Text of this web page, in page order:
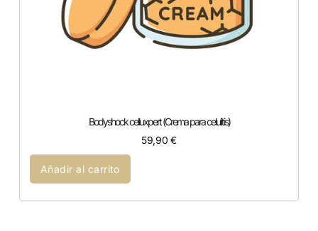
Bodyshock celluxpert (Crema para celulitis)
59,90€
Añadir al carrito